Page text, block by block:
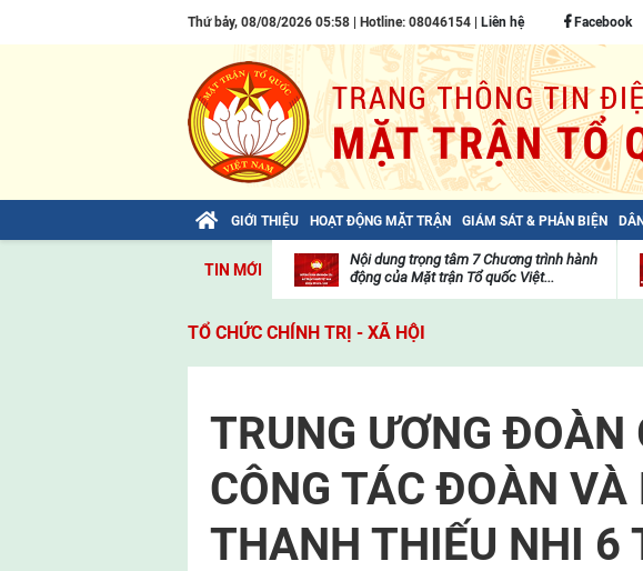
Thứ bảy, 08/08/2026 05:58 | Hotline: 08046154 | Liên hệ Facebook
GIỚI THIỆU HOẠT ĐỘNG MẶT TRẬN GIÁM SÁT & PHẢN BIỆN
TIN MỚI
Bài viết của Tổng Bí thư Tô Lâm: TIẾN
viện
Nội dung trọng tâm 7 Chương trình hành
động của Mặt trận Tổ quốc Việt...
TỔ CHỨC CHÍNH TRỊ - XÃ HỘI
TRUNG ƯƠNG ĐOÀN
CÔNG TÁC ĐOÀN VÀ
THANH THIẾU NHI 6